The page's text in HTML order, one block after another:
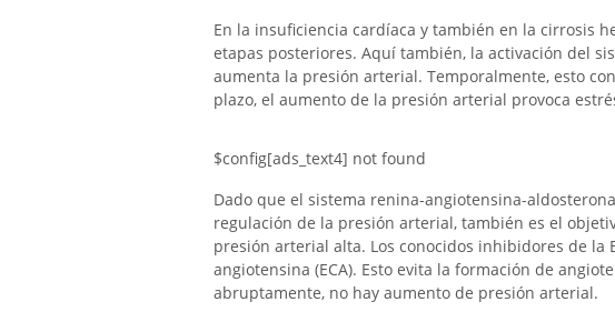
En la insuficiencia cardíaca y también en la cirrosis
etapas posteriores. Aquí también, la activación del
aumenta la presión arterial. Temporalmente, esto
plazo, el aumento de la presión arterial provoca
$config[ads_text4] not found
Dado que el sistema renina-angiotensina-
regulación de la presión arterial, también es el
presión arterial alta. Los conocidos inhibidores de la
angiotensina (ECA). Esto evita la formación de
abruptamente, no hay aumento de presión arterial.